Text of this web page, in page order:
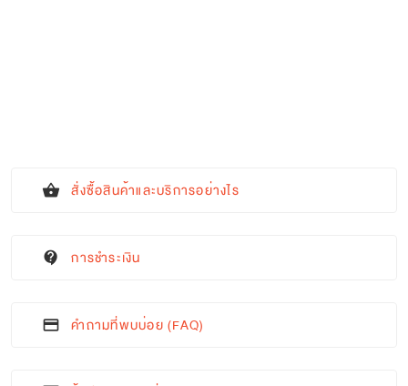
shopping_basket สั่งซื้อสินค้าและบริการอย่างไร
contact_support การชำระเงิน
credit_card คำถามที่พบบ่อย (FAQ)